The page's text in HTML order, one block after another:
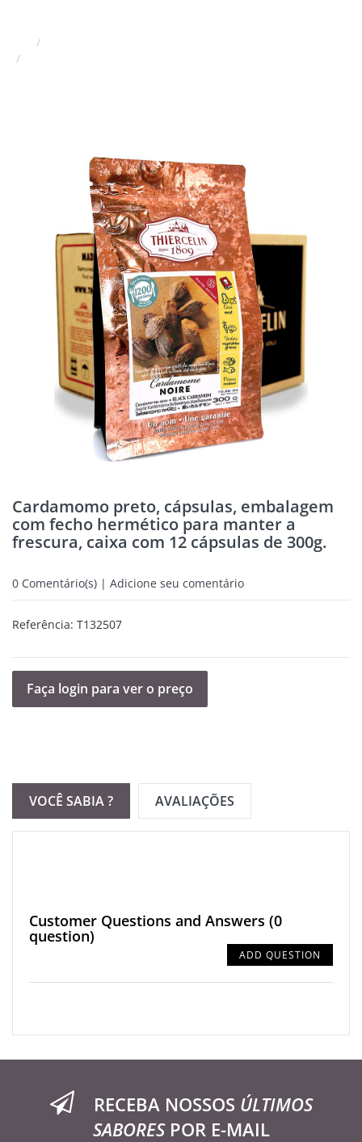
Cardamomo preto, cápsulas, embalagem
com fecho hermético para manter a
frescura, caixa com 12 cápsulas de 300g.
0 Comentário(s) | Adicione seu comentário
Referência: T132507
Faça login para ver o preço
VOCÊ SABIA ? AVALIAÇÕES
Customer Questions and Answers (0
question)
ADD QUESTION
RECEBA NOSSOS ÚLTIMOS
SABORESPOR E-MAIL